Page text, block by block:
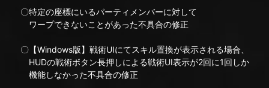
〇特定の座標にいるパーティメンバーに対して
ワープできないことがあった不具合の修正
〇【Windows版】戦術UIにてスキル置換が表示される場合、
HUDの戦術ボタン長押しによる戦術UI表示が2回に1回しか
機能しなかった不具合の修正